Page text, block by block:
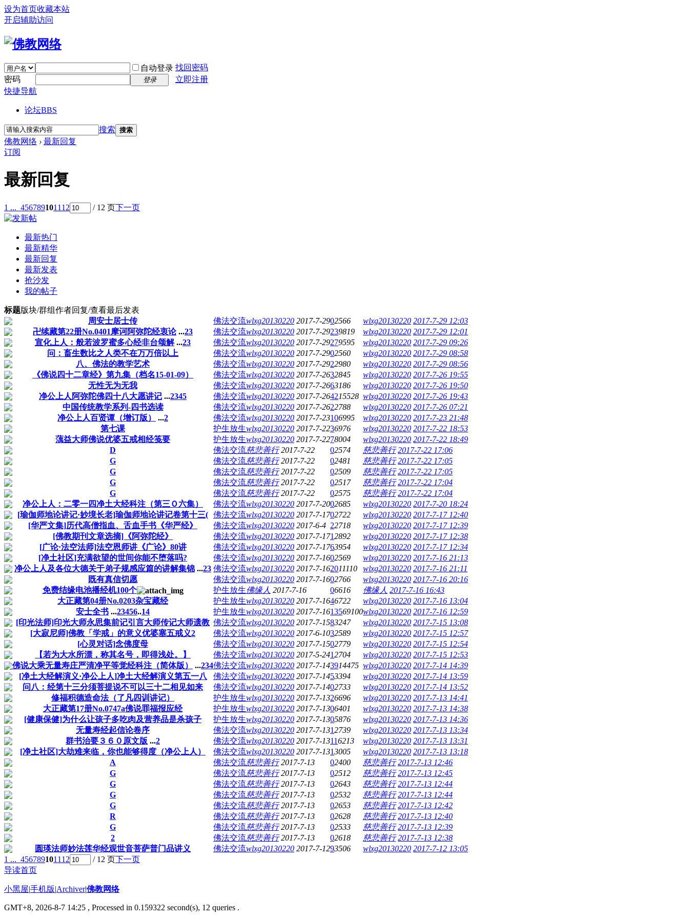
设为首页收藏本站
开启辅助访问
自动登录 找回密码
密码
登录
立即注册
快捷导航
论坛BBS
搜索 搜索
佛教网络 › 最新回复
订阅
最新回复
1 ... 4567891011 12 / 12 页下一页
最新热门
最新精华
最新回复
最新发表
抢沙发
我的帖子
标题版块/群组作者回复/查看最后发表
周安士居士传
佛法交流wlxg20130220 2017-7-2902566 wlxg20130220 2017-7-29 12:03
卍续藏第22册No.0401摩诃阿弥陀经衷论...23 佛法交流wlxg20130220 2017-7-29239819 wlxg20130220 2017-7-29 12:01
宣化上人：般若波罗蜜多心经非台颂解...23 佛法交流wlxg20130220 2017-7-29279595 wlxg20130220 2017-7-29 09:26
问：畜生数比之人类不在万万倍以上
佛法交流wlxg20130220 2017-7-2902560 wlxg20130220 2017-7-29 08:58
八、佛法的教学艺术
佛法交流wlxg20130220 2017-7-2922980 wlxg20130220 2017-7-29 08:56
《佛说四十二章经》第九集（档名15-01-09）
佛法交流wlxg20130220 2017-7-2632845 wlxg20130220 2017-7-26 19:55
无性无为无我
佛法交流wlxg20130220 2017-7-2663186 wlxg20130220 2017-7-26 19:50
净公上人阿弥陀佛四十八大愿讲记 ...2345 佛法交流wlxg20130220 2017-7-264215528 wlxg20130220 2017-7-26 19:43
中国传统教学系列-四书选读
佛法交流wlxg20130220 2017-7-2622788 wlxg20130220 2017-7-26 07:21
净公上人百贤谭（增订版）
...2 佛法交流wlxg20130220 2017-7-23106995 wlxg20130220 2017-7-23 21:48
第七课
护生放生wlxg20130220 2017-7-2236976 wlxg20130220 2017-7-22 18:53
蕅益大师佛说优婆五戒相经笺要
护生放生wlxg20130220 2017-7-2278004 wlxg20130220 2017-7-22 18:49
D
佛法交流慈悲善行 2017-7-22 02574 慈悲善行 2017-7-22 17:06
G
佛法交流慈悲善行 2017-7-22 02481 慈悲善行 2017-7-22 17:05
G
佛法交流慈悲善行 2017-7-22 02509 慈悲善行 2017-7-22 17:05
G
佛法交流慈悲善行 2017-7-22 02517 慈悲善行 2017-7-22 17:04
G
佛法交流慈悲善行 2017-7-22 02575 慈悲善行 2017-7-22 17:04
净公上人：二零一四净土大经科注（第三Ｏ六集）
佛法交流wlxg20130220 2017-7-2002685 wlxg20130220 2017-7-20 18:24
[瑜伽师地论讲记·妙境长老]瑜伽师地论讲记卷第十三( 佛法交流wlxg20130220 2017-7-1702722 wlxg20130220 2017-7-17 12:40
[华严文集]历代高僧指血、舌血手书《华严经》
佛法交流wlxg20130220 2017-6-4 22718 wlxg20130220 2017-7-17 12:39
[佛教期刊文章选摘]《阿弥陀经》
佛法交流wlxg20130220 2017-7-1712892 wlxg20130220 2017-7-17 12:38
[广论·法空法师]法空恩师讲《广论》80讲
佛法交流wlxg20130220 2017-7-1763954 wlxg20130220 2017-7-17 12:34
[净土社区]充满欲望的世间你能不堕落吗?
佛法交流wlxg20130220 2017-7-1602569 wlxg20130220 2017-7-16 21:13
净公上人及各位大德关于弟子规感应篇的讲解集锦 ...23 佛法交流wlxg20130220 2017-7-162011110 wlxg20130220 2017-7-16 21:11
既有真信切愿
佛法交流wlxg20130220 2017-7-1602766 wlxg20130220 2017-7-16 20:16
免费结缘电池播经机100个
护生放生佛缘人 2017-7-16 06616 佛缘人 2017-7-16 16:43
大正藏第04册No.0203杂宝藏经
护生放生wlxg20130220 2017-7-1646722 wlxg20130220 2017-7-16 13:04
安士全书 ...23456..14 护生放生wlxg20130220 2017-7-1613569100wlxg20130220 2017-7-16 12:59
[印光法师]印光大师永思集前记引言大师传记大师遗教 佛法交流wlxg20130220 2017-7-1583247 wlxg20130220 2017-7-15 13:08
[大寂尼师]佛教「学戒」的意义优婆塞五戒义2
佛法交流wlxg20130220 2017-6-1032589 wlxg20130220 2017-7-15 12:57
[心灵对话]念佛度母
佛法交流wlxg20130220 2017-7-1502779 wlxg20130220 2017-7-15 12:54
【若为大水所漂，称其名号，即得浅处。】
佛法交流wlxg20130220 2017-5-2412704 wlxg20130220 2017-7-15 12:53
佛说大乘无量寿庄严清净平等觉经科注（简体版）
...234佛法交流wlxg20130220 2017-7-143914475 wlxg20130220 2017-7-14 14:39
[净土大经解演义·净公上人]净土大经解演义第五一八
佛法交流wlxg20130220 2017-7-1453394 wlxg20130220 2017-7-14 13:59
问八：经第十三分须菩提说不可以三十二相见如来
佛法交流wlxg20130220 2017-7-1402733 wlxg20130220 2017-7-14 13:52
修福积德造命法（了凡四训讲记）
护生放生wlxg20130220 2017-7-1326696 wlxg20130220 2017-7-13 14:41
大正藏第17册No.0747a佛说罪福报应经
护生放生wlxg20130220 2017-7-1306401 wlxg20130220 2017-7-13 14:38
[健康保健]为什么让孩子多吃肉及营养品是杀孩子
护生放生wlxg20130220 2017-7-1305876 wlxg20130220 2017-7-13 14:36
无量寿经起信论卷序
佛法交流wlxg20130220 2017-7-1312739 wlxg20130220 2017-7-13 13:34
群书治要３６０原文版 ...2 佛法交流wlxg20130220 2017-7-13116213 wlxg20130220 2017-7-13 13:31
[净土社区]大劫难来临，你也能够得度（净公上人）
佛法交流wlxg20130220 2017-7-1313005 wlxg20130220 2017-7-13 13:18
A
佛法交流慈悲善行 2017-7-13 02400 慈悲善行 2017-7-13 12:46
G
佛法交流慈悲善行 2017-7-13 02512 慈悲善行 2017-7-13 12:45
G
佛法交流慈悲善行 2017-7-13 02643 慈悲善行 2017-7-13 12:44
G
佛法交流慈悲善行 2017-7-13 02532 慈悲善行 2017-7-13 12:44
G
佛法交流慈悲善行 2017-7-13 02653 慈悲善行 2017-7-13 12:42
R
佛法交流慈悲善行 2017-7-13 02628 慈悲善行 2017-7-13 12:40
G
佛法交流慈悲善行 2017-7-13 02533 慈悲善行 2017-7-13 12:39
2
佛法交流慈悲善行 2017-7-13 02618 慈悲善行 2017-7-13 12:38
圆瑛法师妙法莲华经观世音菩萨普门品讲义
佛法交流wlxg20130220 2017-7-1293506 wlxg20130220 2017-7-12 13:05
1 ... 4567891011 12 / 12 页下一页
导读首页
小黑屋|手机版|Archiver|佛教网络
GMT+8, 2026-8-7 14:25 , Processed in 0.159322 second(s), 12 queries .